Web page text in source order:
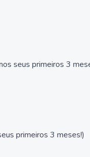
seus primeiros 3
primeiros 3 meses!)